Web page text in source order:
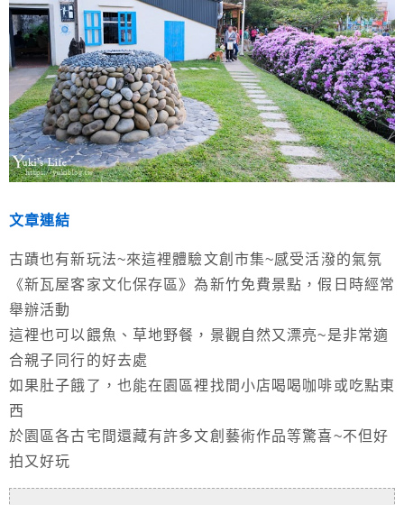
文章連結
古蹟也有新玩法~來這裡體驗文創市集~感受活潑的氣氛
《新瓦屋客家文化保存區》為新竹免費景點，假日時經常
舉辦活動
這裡也可以餵魚、草地野餐，景觀自然又漂亮~是非常適
合親子同行的好去處
如果肚子餓了，也能在園區裡找間小店喝喝咖啡或吃點東
西
於園區各古宅間還藏有許多文創藝術作品等驚喜~不但好
拍又好玩